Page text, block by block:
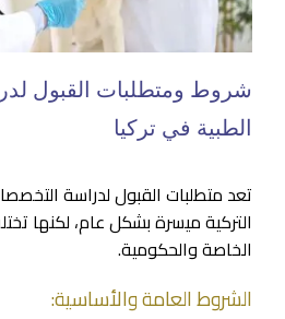
شروط ومتطلبات القبول
الطبية في تركيا
تعد متطلبات القبول لدراسة
التركية ميسرة بشكل عام، لكنها
الخاصة والحكومية.
الشروط العامة والأساسية: